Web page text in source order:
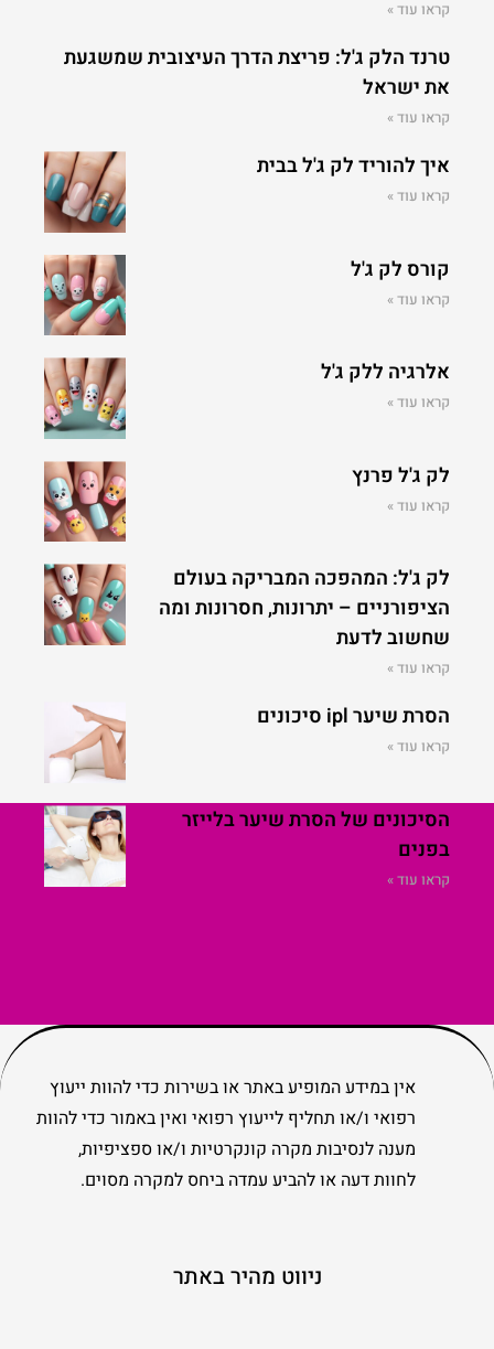
קראו עוד »
טרנד הלק ג'ל: פריצת הדרך העיצובית שמשגעת
את ישראל
קראו עוד »
איך להוריד לק ג'ל בבית
קראו עוד »
קורס לק ג'ל
קראו עוד »
אלרגיה ללק ג'ל
קראו עוד »
לק ג'ל פרנץ
קראו עוד »
לק ג'ל: המהפכה המבריקה בעולם
הציפורניים – יתרונות, חסרונות ומה
שחשוב לדעת
קראו עוד »
הסרת שיער ipl סיכונים
קראו עוד »
הסיכונים של הסרת שיער בלייזר
בפנים
קראו עוד »
אין במידע המופיע באתר או בשירות כדי להוות ייעוץ
רפואי ו/או תחליף לייעוץ רפואי ואין באמור כדי להוות
מענה לנסיבות מקרה קונקרטיות ו/או ספציפיות,
לחוות דעה או להביע עמדה ביחס למקרה מסוים.
ניווט מהיר באתר